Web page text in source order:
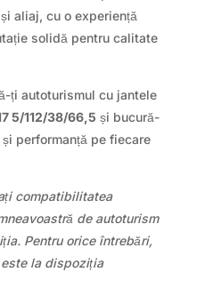
aliaj, cu o experiență
solidă pentru calitate
ți autoturismul cu jantele
5/112/38/66,5 și bucură-
performanță pe fiecare
compatibilitatea
de autoturism
Pentru orice întrebări,
la dispoziția